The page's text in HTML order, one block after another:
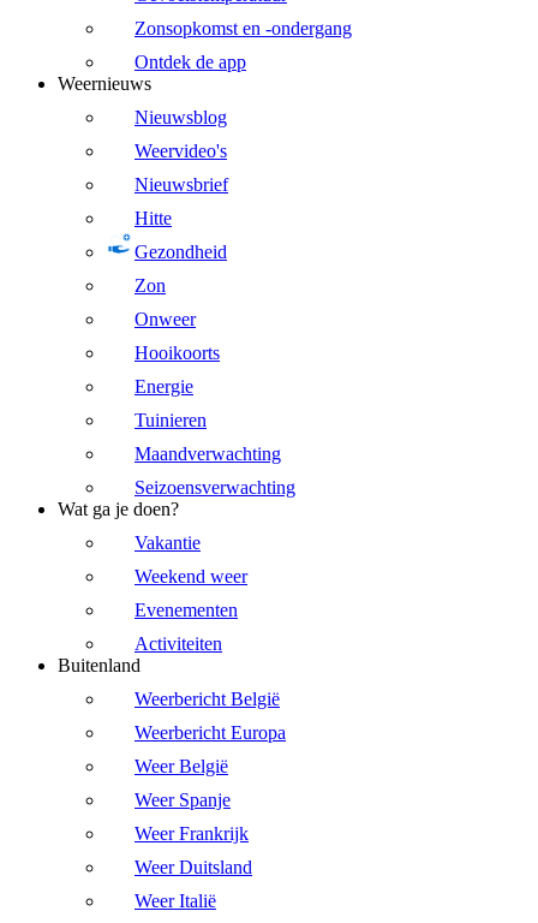
Zonsopkomst en -ondergang
Ontdek de app
Weernieuws
Nieuwsblog
Weervideo's
Nieuwsbrief
Hitte
Gezondheid
Zon
Onweer
Hooikoorts
Energie
Tuinieren
Maandverwachting
Seizoensverwachting
Wat ga je doen?
Vakantie
Weekend weer
Evenementen
Activiteiten
Buitenland
Weerbericht België
Weerbericht Europa
Weer België
Weer Spanje
Weer Frankrijk
Weer Duitsland
Weer Italië